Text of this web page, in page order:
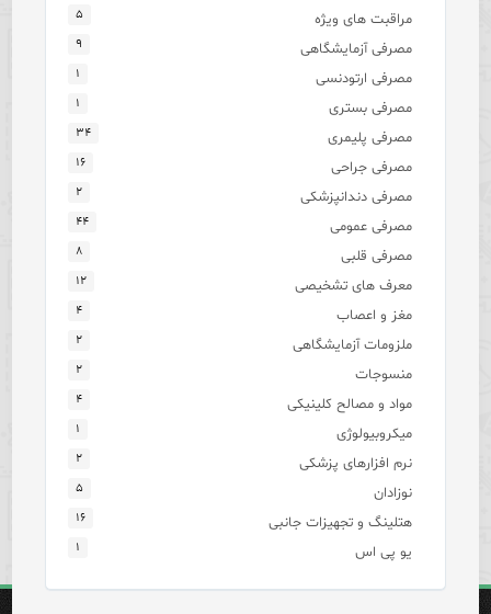
مراقبت های ویژه ۵
مصرفی آزمایشگاهی ۹
مصرفی ارتودنسی ۱
مصرفی بستری ۱
مصرفی پلیمری ۳۴
مصرفی جراحی ۱۶
مصرفی دندانپزشکی ۲
مصرفی عمومی ۴۴
مصرفی قلبی ۸
معرف های تشخیصی ۱۲
مغز و اعصاب ۴
ملزومات آزمایشگاهی ۲
منسوجات ۲
مواد و مصالح کلینیکی ۴
میکروبیولوژی ۱
نرم افزارهای پزشکی ۲
نوزادان ۵
هتلینگ و تجهیزات جانبی ۱۶
یو پی اس ۱